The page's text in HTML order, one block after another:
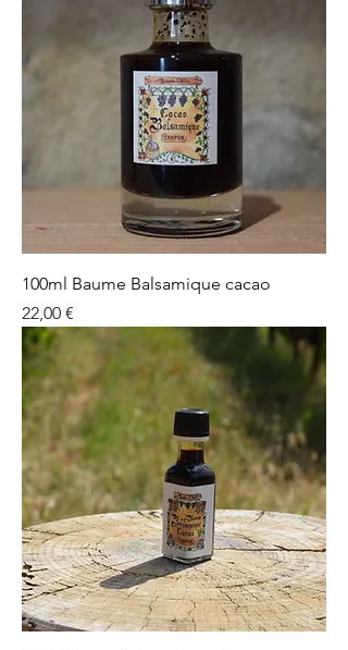
100ml Baume Balsamique cacao
Prix
22,00 €